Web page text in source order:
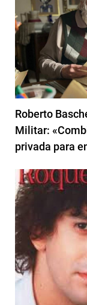
Roberto
Militar:
privada para